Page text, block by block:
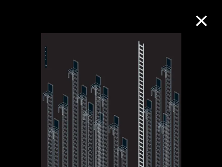
M+藏品
进一步筛选
关于M+藏品